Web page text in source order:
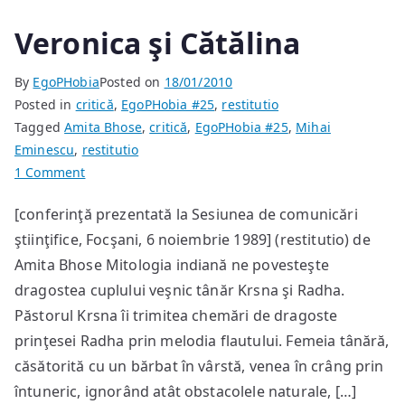
Veronica şi Cătălina
By EgoPHobiaPosted on 18/01/2010
Posted in critică, EgoPHobia #25, restitutio
TaggedAmita Bhose,critică, EgoPHobia #25, Mihai
Eminescu, restitutio
1 Commenton
şi
Cătălina
[conferinţă prezentată la Sesiunea de comunicări
ştiinţifice, Focşani, 6 noiembrie 1989] (restitutio) de
Amita Bhose Mitologia indiană ne povesteşte
dragostea cuplului veşnic tânăr Krsna şi Radha.
Păstorul Krsna îi trimitea chemări de dragoste
prinţesei Radha prin melodia flautului. Femeia tânără,
căsătorită cu un bărbat în vârstă, venea în crâng prin
întuneric, ignorând atât obstacolele naturale, […]